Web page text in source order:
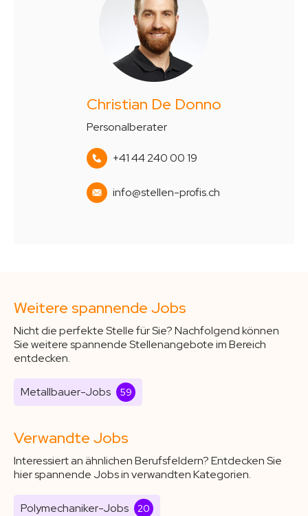
Christian De Donno
Personalberater
+41 44 240 00 19
info@stellen-profis.ch
Weitere spannende Jobs
Nicht die perfekte Stelle für Sie? Nachfolgend können
Sie weitere spannende Stellenangebote im Bereich
entdecken.
Metallbauer-Jobs 59
Verwandte Jobs
Interessiert an ähnlichen Berufsfeldern? Entdecken Sie
hier spannende Jobs in verwandten Kategorien.
Polymechaniker-Jobs 20